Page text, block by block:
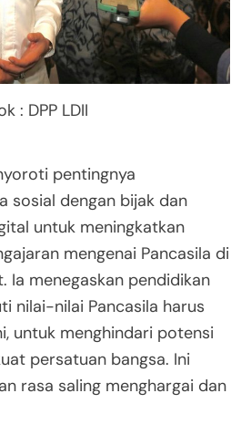
: DPP LDII
pentingnya
sosial dengan bijak dan
untuk meningkatkan
mengenai Pancasila di
Ia menegaskan pendidikan
nilai-nilai Pancasila harus
untuk menghindari potensi
persatuan bangsa. Ini
rasa saling menghargai dan